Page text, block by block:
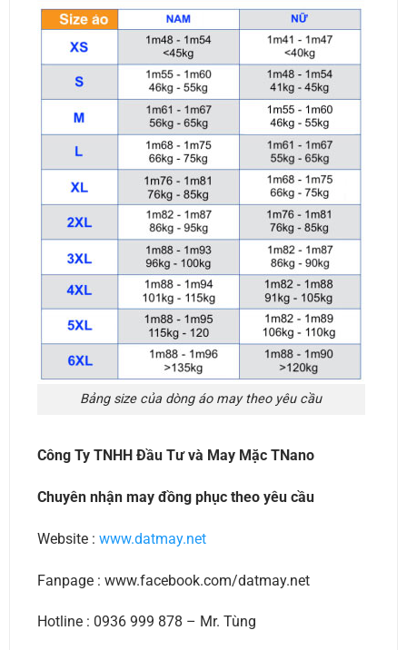
Bảng size của dòng áo may theo yêu cầu
Công Ty TNHH Đầu Tư và May Mặc TNano
Chuyên nhận may đồng phục theo yêu cầu
Website : www.datmay.net
Fanpage : www.facebook.com/datmay.net
Hotline : 0936 999 878 – Mr. Tùng